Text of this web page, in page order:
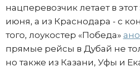
нацперевозчик летает в
июня, а из Краснодара - с
того, лоукостер «Победа»
прямые рейсы в Дубай не
но также из Казани, Уфы и